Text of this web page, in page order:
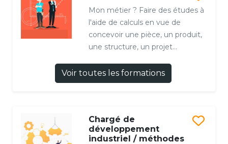
Mon métier ? Faire des études à
l'aide de calculs en vue de
concevoir une pièce, un produit,
une structure, un projet...
Voir toutes les formations
Chargé de
développement
industriel / méthodes